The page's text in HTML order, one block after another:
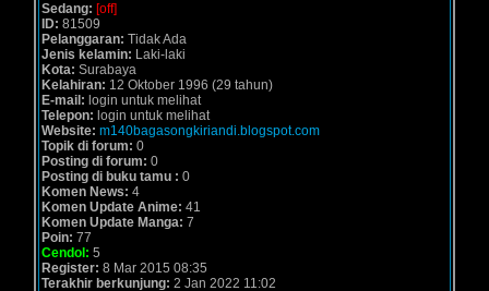
Sedang: [off]
ID: 81509
Pelanggaran: Tidak Ada
Jenis kelamin: Laki-laki
Kota: Surabaya
Kelahiran: 12 Oktober 1996 (29 tahun)
E-mail: login untuk melihat
Telepon: login untuk melihat
Website: m140bagasongkiriandi.blogspot.com
Topik di forum: 0
Posting di forum: 0
Posting di buku tamu : 0
Komen News: 4
Komen Update Anime: 41
Komen Update Manga: 7
Poin: 77
Cendol: 5
Register: 8 Mar 2015 08:35
Terakhir berkunjung: 2 Jan 2022 11:02